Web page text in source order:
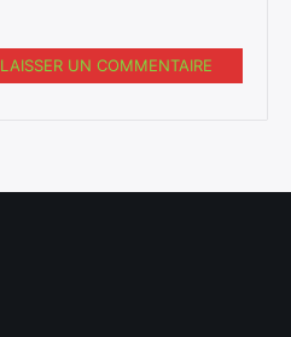
LAISSER UN COMMENTAIRE